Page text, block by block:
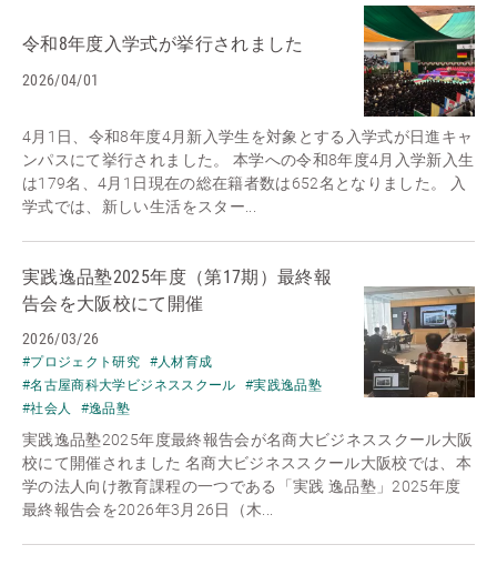
令和8年度入学式が挙行されました
2026/04/01
4月1日、令和8年度4月新入学生を対象とする入学式が日進キャ
ンパスにて挙行されました。 本学への令和8年度4月入学新入生
は179名、4月1日現在の総在籍者数は652名となりました。 入
学式では、新しい生活をスター...
実践逸品塾2025年度（第17期）最終報
告会を大阪校にて開催
2026/03/26
#プロジェクト研究
#人材育成
#名古屋商科大学ビジネススクール
#実践逸品塾
#社会人
#逸品塾
実践逸品塾2025年度最終報告会が名商大ビジネススクール大阪
校にて開催されました 名商大ビジネススクール大阪校では、本
学の法人向け教育課程の一つである「実践 逸品塾」2025年度
最終報告会を2026年3月26日（木...